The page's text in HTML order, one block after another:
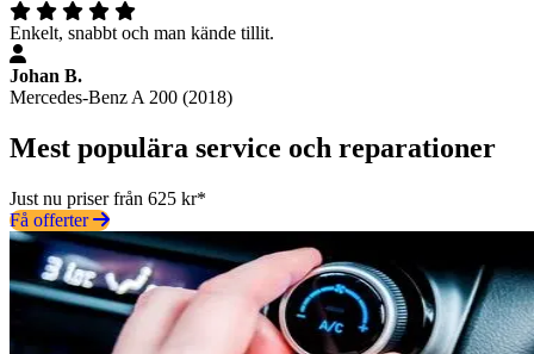
Enkelt, snabbt och man kände tillit.
Johan B.
Mercedes-Benz A 200 (2018)
Mest populära service och reparationer
Just nu priser från 625 kr*
Få offerter